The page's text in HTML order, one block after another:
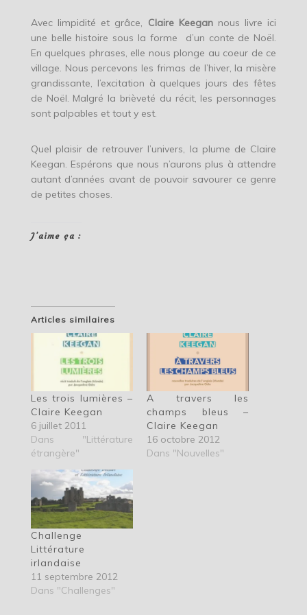
Avec limpidité et grâce, Claire Keegannous livre ici
une belle histoire sous la forme d’un conte de Noël.
En quelques phrases, elle nous plonge au coeur de ce
village. Nous percevons les frimas de l’hiver, la misère
grandissante, l’excitation à quelques jours des fêtes
de Noël. Malgré la brièveté du récit, les personnages
sont palpables et tout y est.
Quel plaisir de retrouver l’univers, la plume de Claire
Keegan. Espérons que nous n’aurons plus à attendre
autant d’années avant de pouvoir savourer ce genre
de petites choses.
J’aime ça :
Articles similaires
Les trois lumières –
Claire Keegan
6 juillet 2011
Dans "Littérature
étrangère"
A travers les
champs bleus –
Claire Keegan
16 octobre 2012
Dans "Nouvelles"
Challenge
Littérature
irlandaise
11 septembre 2012
Dans "Challenges"